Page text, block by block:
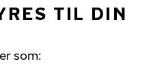
TIL DIN
som: